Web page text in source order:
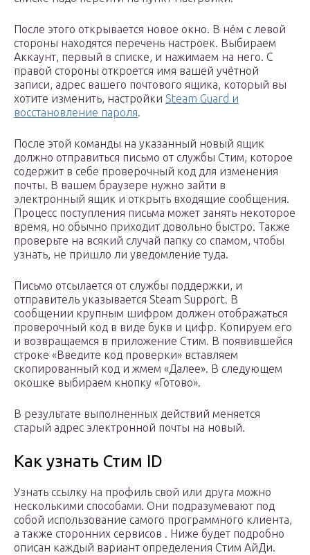
После этого открывается новое окно. В нём с левой
стороны находятся перечень настроек. Выбираем
Аккаунт, первый в списке, и нажимаем на него. С
правой стороны откроется имя вашей учётной
записи, адрес вашего почтового ящика, который вы
хотите изменить, настройки Steam Guard и
восстановление пароля.
После этой команды на указанный новый ящик
должно отправиться письмо от службы Стим, которое
содержит в себе проверочный код для изменения
почты. В вашем браузере нужно зайти в
электронный ящик и открыть входящие сообщения.
Процесс поступления письма может занять некоторое
время, но обычно приходит довольно быстро. Также
проверьте на всякий случай папку со спамом, чтобы
узнать, не пришло ли уведомление туда.
Письмо отсылается от службы поддержки, и
отправитель указывается Steam Support. В
сообщении крупным шифром должен отображаться
проверочный код в виде букв и цифр. Копируем его
и возвращаемся в приложение Стим. В появившейся
строке «Введите код проверки» вставляем
скопированный код и жмем «Далее». В следующем
окошке выбираем кнопку «Готово».
В результате выполненных действий меняется
старый адрес электронной почты на новый.
Как узнать Стим ID
Узнать ссылку на профиль свой или друга можно
несколькими способами. Они подразумевают под
собой использование самого программного клиента,
а также сторонних сервисов . Ниже будет подробно
описан каждый вариант определения Стим АйДи.